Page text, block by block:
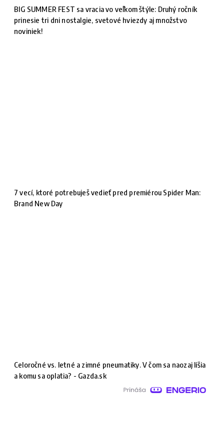
BIG SUMMER FEST sa vracia vo veľkom štýle: Druhý ročník
prinesie tri dni nostalgie, svetové hviezdy aj množstvo
noviniek!
7 vecí, ktoré potrebuješ vedieť pred premiérou Spider Man:
Brand New Day
Celoročné vs. letné a zimné pneumatiky. V čom sa naozaj líšia
a komu sa oplatia? - Gazda.sk